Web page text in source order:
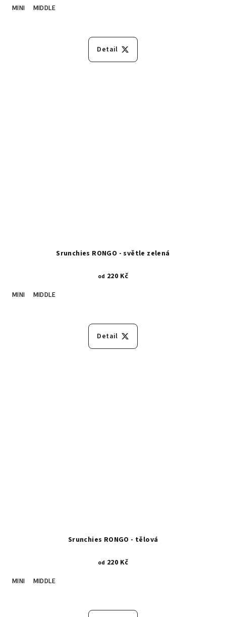
MINI MIDDLE
Detail
Srunchies RONGO - světle zelená
od 220 Kč
MINI
MIDDLE
Detail
Srunchies RONGO - tělová
od 220 Kč
MINI
MIDDLE